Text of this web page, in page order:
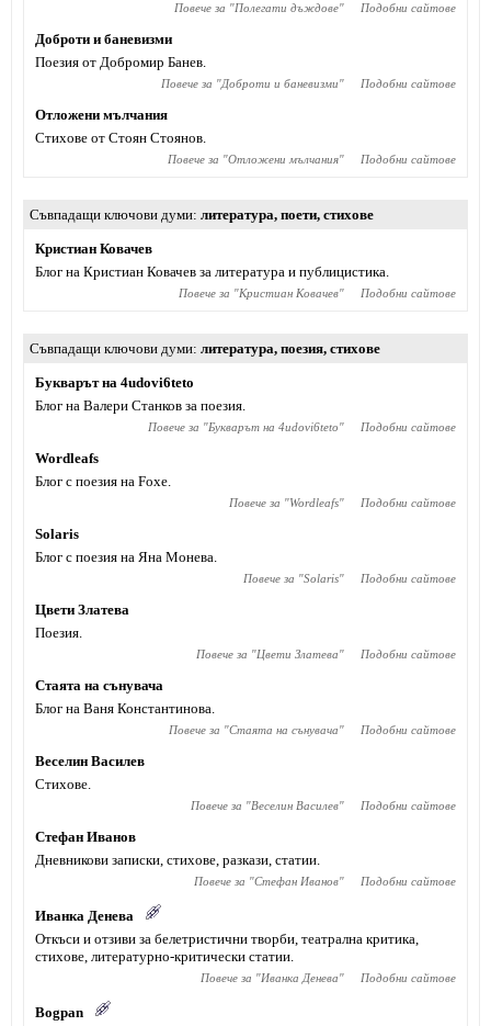
Повече за "Полегати дъждове" Подобни сайтове
Доброти и баневизми
Поезия от Добромир Банев.
Повече за "Доброти и баневизми" Подобни сайтове
Отложени мълчания
Стихове от Стоян Стоянов.
Повече за "Отложени мълчания" Подобни сайтове
Съвпадащи ключови думи литература, поети, стихове
Кристиан Ковачев
Блог на Кристиан Ковачев за литература и публицистика.
Повече за "Кристиан Ковачев" Подобни сайтове
Съвпадащи ключови думи литература, поезия, стихове
Букварът на 4udovi6teto
Блог на Валери Станков за поезия.
Повече за "Букварът на 4udovi6teto" Подобни сайтове
Wordleafs
Блог с поезия на Foxe.
Повече за "Wordleafs" Подобни сайтове
Solaris
Блог с поезия на Яна Монева.
Повече за "Solaris" Подобни сайтове
Цвети Златева
Поезия.
Повече за "Цвети Златева" Подобни сайтове
Стаята на сънувача
Блог на Ваня Константинова.
Повече за "Стаята на сънувача" Подобни сайтове
Веселин Василев
Стихове.
Повече за "Веселин Василев" Подобни сайтове
Стефан Иванов
Дневникови записки, стихове, разкази, статии.
Повече за "Стефан Иванов" Подобни сайтове
Иванка Денева
Откъси и отзиви за белетристични творби, театрална критика,
стихове, литературно-критически статии.
Повече за "Иванка Денева" Подобни сайтове
Bogpan